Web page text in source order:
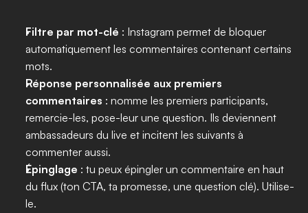
Filtre par mot-clé : Instagram permet de bloquer
automatiquement les commentaires contenant certains
mots.
Réponse personnalisée aux premiers
commentaires : nomme les premiers participants,
remercie-les, pose-leur une question. Ils deviennent
ambassadeurs du live et incitent les suivants à
commenter aussi.
Épinglage : tu peux épingler un commentaire en haut
du flux (ton CTA, ta promesse, une question clé). Utilise-
le.